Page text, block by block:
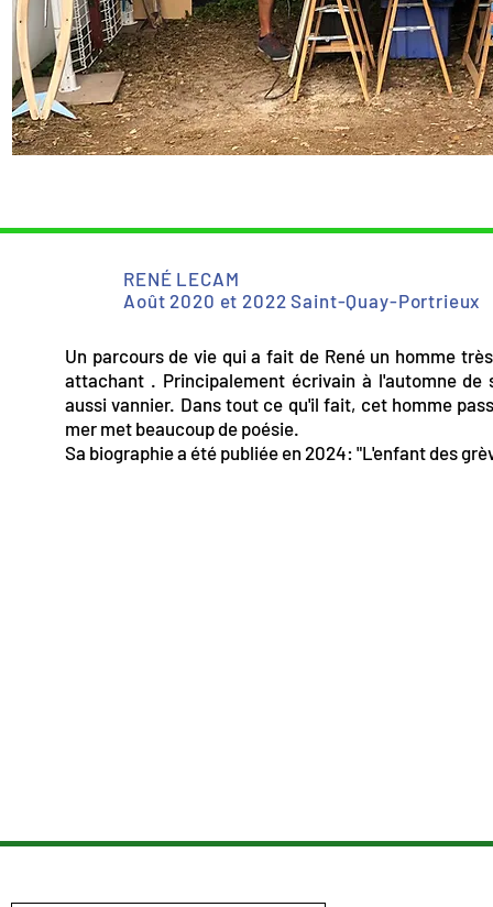
RENÉ LECAM
Août 2020 et 2022 Saint-Quay-Portrieux
Un parcours de vie qui a fait de René un homme
attachant . Principalement écrivain à l'automne de
aussi vannier. Dans tout ce qu'il fait, cet homme
mer met beaucoup de poésie.
Sa biographie a été publiée en 2024: "L'enfant des